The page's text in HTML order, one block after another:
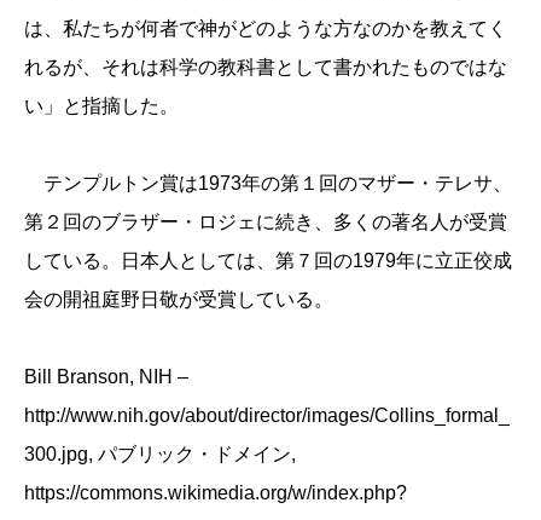
は、私たちが何者で神がどのような方なのかを教えてく
れるが、それは科学の教科書として書かれたものではな
い」と指摘した。
テンプルトン賞は1973年の第１回のマザー・テレサ、
第２回のブラザー・ロジェに続き、多くの著名人が受賞
している。日本人としては、第７回の1979年に立正佼成
会の開祖庭野日敬が受賞している。
Bill Branson, NIH –
http://www.nih.gov/about/director/images/Collins_formal_
300.jpg, パブリック・ドメイン,
https://commons.wikimedia.org/w/index.php?